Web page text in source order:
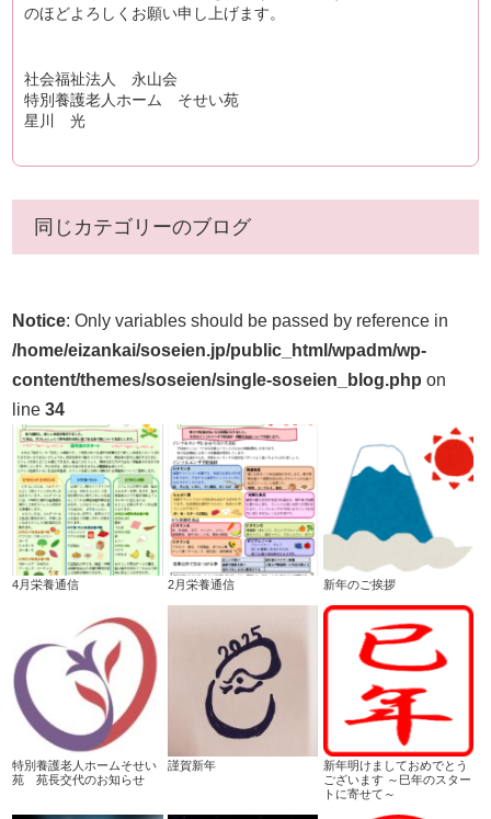
のほどよろしくお願い申し上げます。
社会福祉法人 永山会
特別養護老人ホーム そせい苑
星川 光
同じカテゴリーのブログ
Notice: Only variables should be passed by reference in
/home/eizankai/soseien.jp/public_html/wpadm/wp-
content/themes/soseien/single-soseien_blog.php on
line34
4月栄養通信 2月栄養通信 新年のご挨拶
特別養護老人ホームそせい
苑 苑長交代のお知らせ
謹賀新年
新年明けましておめでとう
ございます ～巳年のスター
トに寄せて～